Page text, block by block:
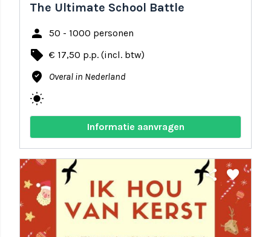
The Ultimate School Battle
person 50 - 1000 personen
local_offer € 17,50 p.p. (incl. btw)
where_to_vote Overal in Nederland
wb_sunny
Informatie aanvragen
share favorite